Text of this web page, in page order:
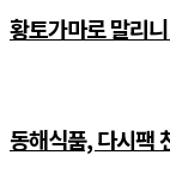
황토가마로 말리니
동해식품, 다시팩